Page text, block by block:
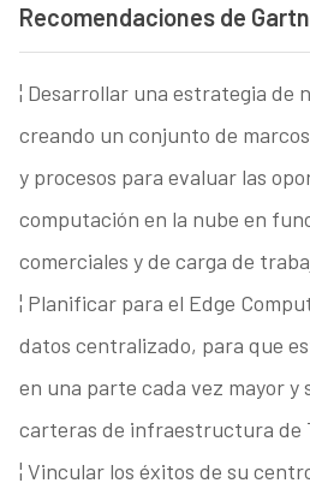
Recomendaciones de
¦ Desarrollar una estrategia de
creando un conjunto de
y procesos para evaluar las
computación en la nube en
comerciales y de carga de
¦ Planificar para el Edge
datos centralizado, para que
en una parte cada vez mayor y
carteras de infraestructura de
¦ Vincular los éxitos de su